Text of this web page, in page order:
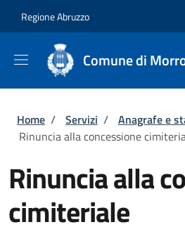
Regione Abruzzo
Comune di
Briciole di pane
Home / Servizi / Anagrafe e
Rinuncia alla concessione
Rinuncia alla
cimiteriale